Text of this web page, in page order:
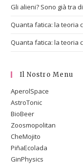
Gli alieni? Sono già tra
Quanta fatica: la teoria
Quanta fatica: la teoria
Il Nostro Menu
AperolSpace
AstroTonic
BioBeer
Zoosmopolitan
CheMojito
PiñaEcolada
GinPhysics